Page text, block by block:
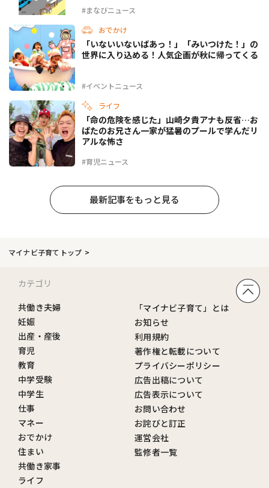
#まなびニュース
おでかけ
#イベントニュース
「いないいないばあっ！」「みいつけた！」の
世界に入り込める！人気企画が秋に帰ってくる
ライフ
#育児ニュース
「命の危険を感じた」山崎夕貴アナも反省…お
ばたのお兄さん一家が猛暑のプールで学んだリ
アルな怖さ
最新記事をもっと見る
マイナビ子育てトップ
カテゴリ
共働き夫婦
妊娠
出産・産後
育児
教育
中学受験
中学生
仕事
マネー
おでかけ
住まい
共働き家事
ライフ
「マイナビ子育て」とは
お知らせ
利用規約
著作権と転載について
プライバシーポリシー
広告出稿について
広告表示について
お問い合わせ
お詫びと訂正
運営会社
監修者一覧